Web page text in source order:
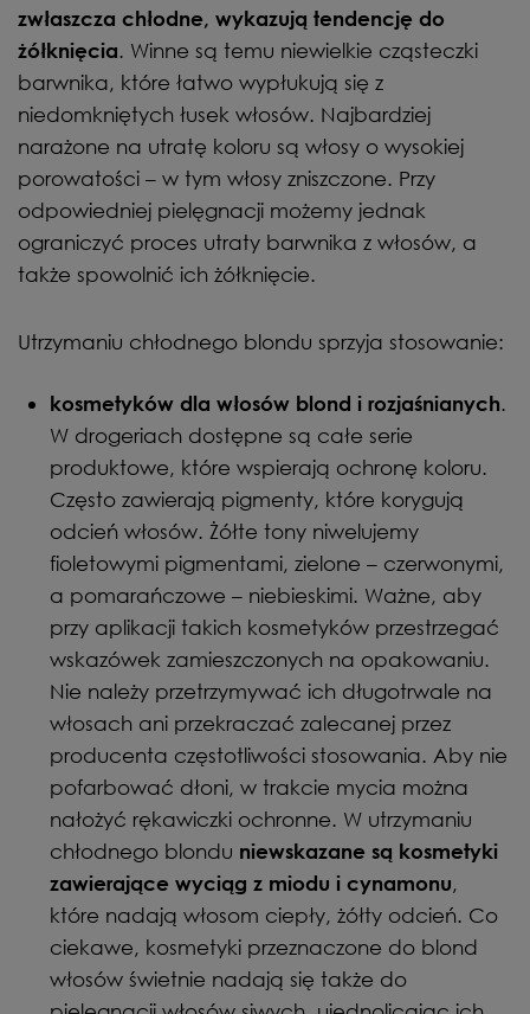
zwłaszcza chłodne, wykazują tendencję do
żółknięcia. Winne są temu niewielkie cząsteczki
barwnika, które łatwo wypłukują się z
niedomkniętych łusek włosów. Najbardziej
narażone na utratę koloru są włosy o wysokiej
porowatości – w tym włosy zniszczone. Przy
odpowiedniej pielęgnacji możemy jednak
ograniczyć proces utraty barwnika z włosów, a
także spowolnić ich żółknięcie.
Utrzymaniu chłodnego blondu sprzyja stosowanie:
kosmetyków dla włosów blond i rozjaśnianych.
W drogeriach dostępne są całe serie
produktowe, które wspierają ochronę koloru.
Często zawierają pigmenty, które korygują
odcień włosów. Żółte tony niwelujemy
fioletowymi pigmentami, zielone – czerwonymi,
a pomarańczowe – niebieskimi. Ważne, aby
przy aplikacji takich kosmetyków przestrzegać
wskazówek zamieszczonych na opakowaniu.
Nie należy przetrzymywać ich długotrwale na
włosach ani przekraczać zalecanej przez
producenta częstotliwości stosowania. Aby nie
pofarbować dłoni, w trakcie mycia można
nałożyć rękawiczki ochronne. W utrzymaniu
chłodnego blondu niewskazane są kosmetyki
zawierające wyciąg z miodu i cynamonu,
które nadają włosom ciepły, żółty odcień. Co
ciekawe, kosmetyki przeznaczone do blond
włosów świetnie nadają się także do